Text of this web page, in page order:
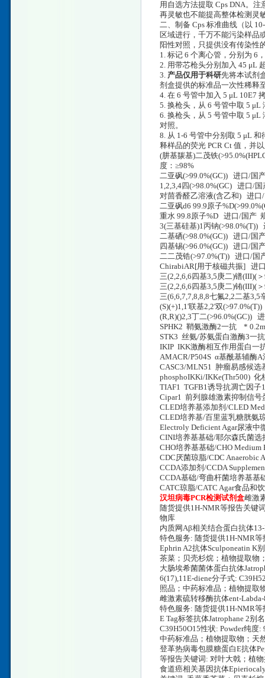
用自选方法提取 Cps DNA。
再灵敏也不能提高整体检测灵
二、制备 Cps 标准曲线（以
区域进行，千万不能污染样品
阳性对照，只提供没有传染性
1. 标记 6 个离心管，分别为 6
2. 用带芯枪头分别加入 45 μL
3. 产品仅用于科研先将本试剂
剂盒提供的标准品一次性稀释
4. 在 6 号管中加入 5 μL 10E7
5. 换枪头，从 6 号管中取 5 μL
6. 换枪头，从 5 号管中取 5
对照。
8. 从 1-6 号管中分别取 5 μL
释样品的荧光 PCR Ct 值，并
(肼基羰基)二茂铁
度：≥98%
二亚砜(>99.0%(GC)) 进口/国
1,2,3,4四(>98.0%(GC) 进口/
对茴香醛乙溶液(含乙和) 进口
二亚砜d6 99.9原子
重水 99.8原子%D 进口/国产
3(三基硅基)1丙钠(>98.0%(T))
二基硒(>98.0%(GC)) 进口/国
四基锡(>96.0%(GC)) 进口/国
二二茂锆(>97.0%(T)) 进口/国
ChirabiAR[用于核磁共振] 进
三(2,2,6,6四基3,5庚二)镨(III)(
三(2,2,6,6四基3,5庚二)铕(III)(
三(6,6,7,7,8,8,8七氟2,2二基
(S)(+)1,1'联基2,2'双
(R,R)()2,3丁二(>96.0%(GC))
SPHK2 鞘氨激酶2一抗 *
STK3 丝氨/苏氨蛋白激酶3一
IKIP IKK激酶相互作用蛋白一
AMACR/P504S α基酰基辅酶
CASC3/MLN51 肿瘤易感候选
phosphoIKKi/IKKe(Thr500) 化
TIAF1 TGFB1诱导抗凋亡因子
Cipar1 前列腺雄激素抑制信
CLED培养基添加剂/CLED
CLED培养基/百里蓝乳糖胱氨
Electroly Deficient Agar尿液
CINI培养基基础/耶尔森氏菌
CHO培养基基础/CHO
CDC厌菌琼脂/CDC
CCDA添加剂/CCDA
CCDA基础/弯曲杆菌培养基基
CATC琼脂/CATC Agar食品和
汉坦病毒PCR检测试剂盒雌激
随货提供1H-NMR等报告关键
物库
内质网Aβ相关结合蛋白抗体
特色服务: 随货提供1H-NMR
Ephrin A2抗体Sculponeatin K
茶菜；贝壳杉烷；植物提取物
大肠埃希菌菌体蛋白抗体
6(17),11E-diene分子式:
照品；中药标准品；植物提取
雌激素硫转移酶抗体ent-
特色服务: 随货提供1H-NMR
E Tag标签抗体Jatrophane 2别
C39H50O15性状: Powder纯
中药标准品；植物提取物；天
登革热病毒包膜糖蛋白E抗体
等报告关键词: 对叶大戟；植
食道癌相关基因抗体